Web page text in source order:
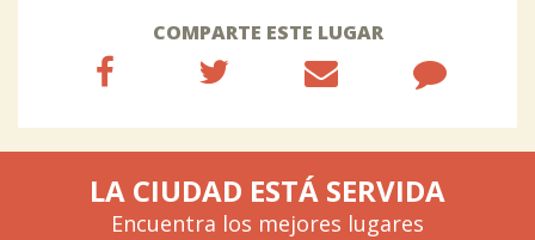
COMPARTE ESTE LUGAR
LA CIUDAD ESTÁ SERVIDA
Encuentra los mejores lugares